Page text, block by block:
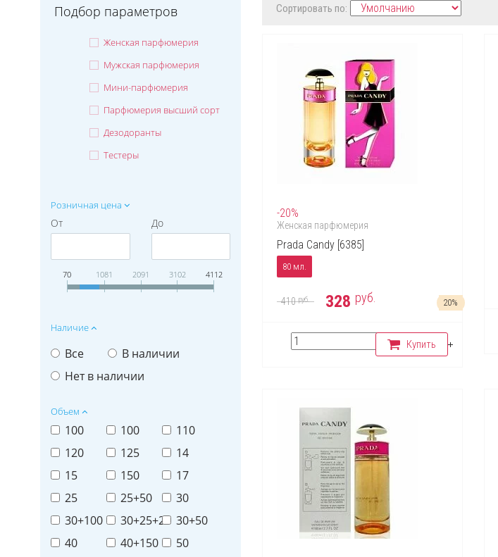
Подбор параметров
Женская парфюмерия
Мужская парфюмерия
Мини-парфюмерия
Парфюмерия высший сорт
Дезодоранты
Тестеры
Розничная цена
От До
70 1081 2091 3102 4112
Наличие
Все
В наличии
Нет в наличии
Объем
100 100
110
120
125
14
15
150
17
25
25+50
30
30+100
30+25+25 30+50
40
40+150
50
Сортировать по:
-20%
Женская парфюмерия
Prada Candy [6385]
80 мл.
20%
410руб. 328 руб.
Купить